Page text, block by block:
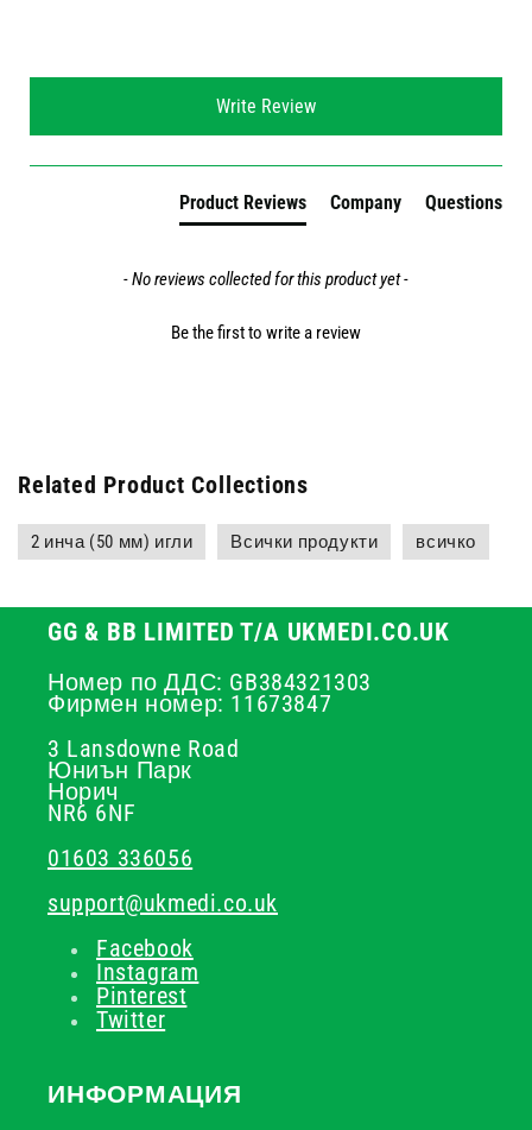
Write Review
Product Reviews Company Questions
- No reviews collected for this product yet -
Be the first to write a review
Related Product Collections
2 инча (50 мм) игли Всички продукти всичко
GG & BB LIMITED T/A UKMEDI.CO.UK
Номер по ДДС: GB384321303
Фирмен номер: 11673847
3 Lansdowne Road
Юниън Парк
Норич
NR6 6NF
01603 336056
support@ukmedi.co.uk
Facebook
Instagram
Pinterest
Twitter
ИНФОРМАЦИЯ